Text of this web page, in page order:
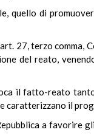
quello di
27, terzo comma,
del reato,
il fatto-reato
caratterizzano il
a